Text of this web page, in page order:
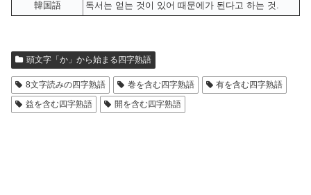
韓国語
독서는 얻는 것이 있어 때문에가 된다고 하는 것.
頭文字「か」から始まる四字熟語
8文字読みの四字熟語 巻を含む四字熟語
有を含む四字熟語
益を含む四字熟語
開を含む四字熟語